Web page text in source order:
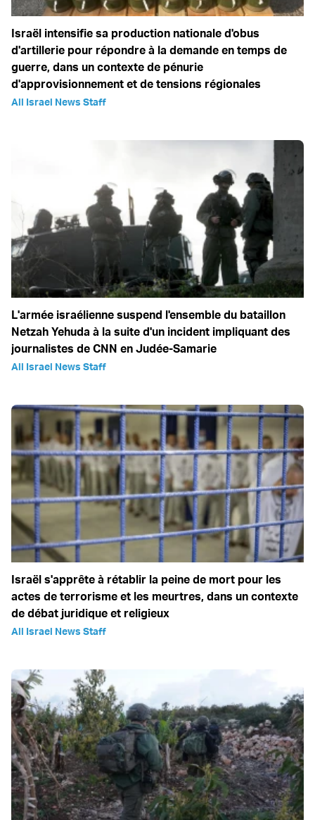
Israël intensifie sa production nationale d'obus
d'artillerie pour répondre à la demande en temps de
guerre, dans un contexte de pénurie
d'approvisionnement et de tensions régionales
All Israel News Staff
L'armée israélienne suspend l'ensemble du bataillon
Netzah Yehuda à la suite d'un incident impliquant des
journalistes de CNN en Judée-Samarie
All Israel News Staff
Israël s'apprête à rétablir la peine de mort pour les
actes de terrorisme et les meurtres, dans un contexte
de débat juridique et religieux
All Israel News Staff